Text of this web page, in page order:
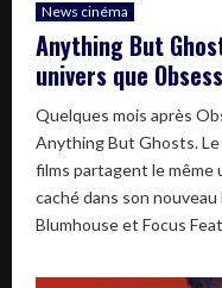
News cinéma
Anything But
univers que
Quelques mois après
Anything But Ghosts.
films partagent le même
caché dans son
Blumhouse et Focus